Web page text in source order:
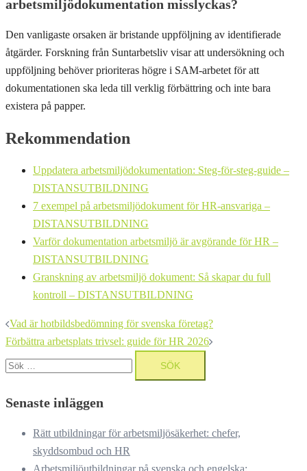
arbetsmiljödokumentation misslyckas?
Den vanligaste orsaken är bristande uppföljning av identifierade
åtgärder. Forskning från Suntarbetsliv visar att undersökning och
uppföljning behöver prioriteras högre i SAM-arbetet för att
dokumentationen ska leda till verklig förbättring och inte bara
existera på papper.
Rekommendation
Uppdatera arbetsmiljödokumentation: Steg-för-steg-guide –
DISTANSUTBILDNING
7 exempel på arbetsmiljödokument för HR-ansvariga –
DISTANSUTBILDNING
Varför dokumentation arbetsmiljö är avgörande för HR –
DISTANSUTBILDNING
Granskning av arbetsmiljö dokument: Så skapar du full
kontroll – DISTANSUTBILDNING
Inläggsnavigering
Vad är hotbildsbedömning för svenska företag?
Förbättra arbetsplats trivsel: guide för HR 2026
Sök
efter:
Senaste inläggen
Rätt utbildningar för arbetsmiljösäkerhet: chefer,
skyddsombud och HR
Arbetsmiljöutbildningar på svenska och engelska: